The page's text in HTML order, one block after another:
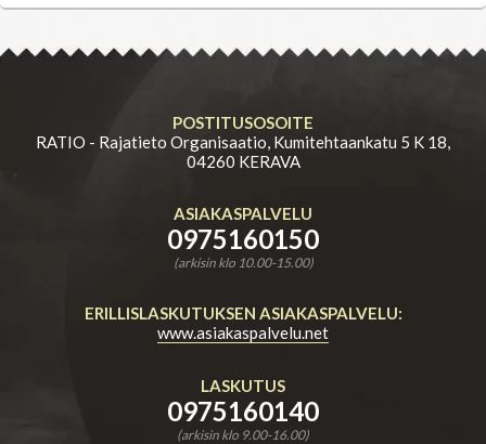
POSTITUSOSOITE
RATIO - Rajatieto Organisaatio, Kumitehtaankatu 5 K 18,
04260 KERAVA
ASIAKASPALVELU
0975160150
(arkisin klo 10.00-15.00)
ERILLISLASKUTUKSEN ASIAKASPALVELU:
www.asiakaspalvelu.net
LASKUTUS
0975160140
(arkisin klo 9.00-16.00)